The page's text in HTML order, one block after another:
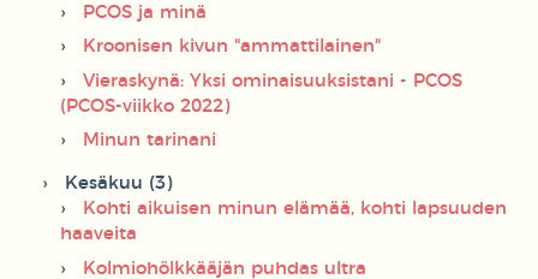
PCOS ja minä
Kroonisen kivun "ammattilainen"
Vieraskynä: Yksi ominaisuuksistani - PCOS
(PCOS-viikko 2022)
Minun tarinani
Kesäkuu (3)
Kohti aikuisen minun elämää, kohti lapsuuden
haaveita
Kolmiohölkkääjän puhdas ultra